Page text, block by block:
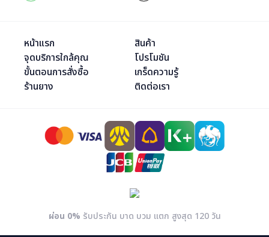
หน้าแรก
สินค้า
จุดบริการใกล้คุณ
โปรโมชัน
ขั้นตอนการสั่งซื้อ
เกร็ดความรู้
ร้านยาง
ติดต่อเรา
ผ่อน 0% รับประกัน บาด บวม แตก สูงสุด 120 วัน